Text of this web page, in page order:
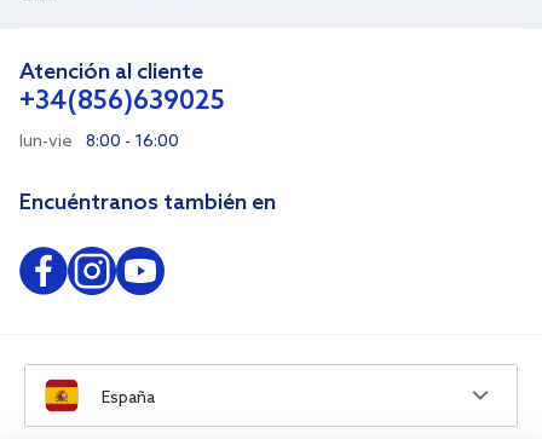
Atención al cliente
+34(856)639025
lun-vie 8:00 - 16:00
Encuéntranos también en
España